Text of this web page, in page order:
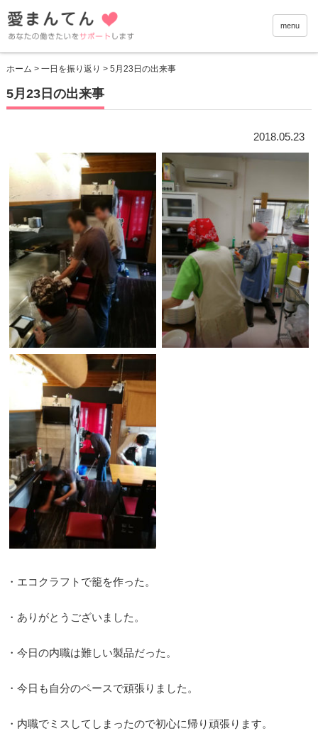
愛まん
menu
ホーム > 一日を振り返り > 5月23日の出来事
5月23日の出来事
2018.05.23
・エコクラフトで籠を作った。
・ありがとうございました。
・今日の内職は難しい製品だった。
・今日も自分のペースで頑張りました。
・内職でミスしてしまったので初心に帰り頑張ります。